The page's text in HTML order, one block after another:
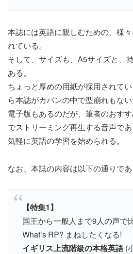
本誌には英語に親しむための、様
れている。
そして、サイズも、A5サイズと、
ある。
ちょっと厚めの用紙が採用されて
ら本誌がカバンの中で型崩れもない
電子版もあるのだが、筆者のおす
でストリーミング再生する音声で
気軽に英語の学習を始められる。
なお、本誌の内容は以下の通りであ
【特集1】
国王から一般人まで9人の声で
What’s RP? まねしたくなる!
イギリス上流階級の本格英語(